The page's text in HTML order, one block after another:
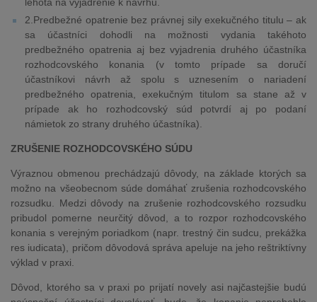
2.Predbežné opatrenie bez právnej sily exekučného titulu – ak
sa účastníci dohodli na možnosti vydania takéhoto
predbežného opatrenia aj bez vyjadrenia druhého účastníka
rozhodcovského konania (v tomto prípade sa doručí
účastníkovi návrh až spolu s uznesením o nariadení
predbežného opatrenia, exekučným titulom sa stane až v
prípade ak ho rozhodcovský súd potvrdí aj po podaní
námietok zo strany druhého účastníka).
ZRUŠENIE ROZHODCOVSKÉHO SÚDU
Výraznou obmenou prechádzajú dôvody, na základe ktorých sa
možno na všeobecnom súde domáhať zrušenia rozhodcovského
rozsudku. Medzi dôvody na zrušenie rozhodcovského rozsudku
pribudol pomerne neurčitý dôvod, a to rozpor rozhodcovského
konania s verejným poriadkom (napr. trestný čin sudcu, prekážka
res iudicata), pričom dôvodová správa apeluje na jeho reštriktívny
výklad v praxi.
Dôvod, ktorého sa v praxi po prijatí novely asi najčastejšie budú